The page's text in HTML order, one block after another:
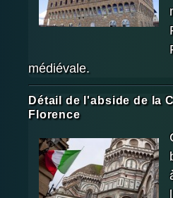
médiévale.
Détail de l'abside de la
Florence